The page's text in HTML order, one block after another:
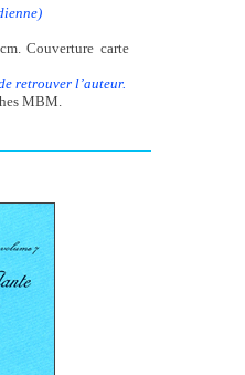
Couverture carte
retrouver l’auteur.
MBM.